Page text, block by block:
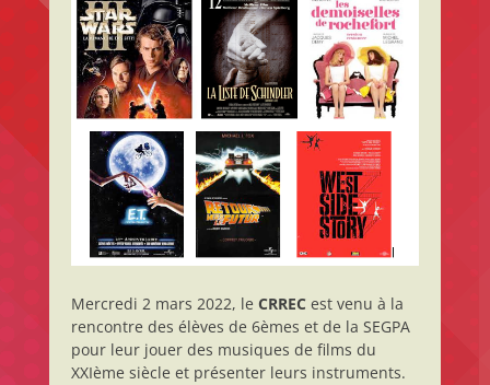
Mercredi 2 mars 2022, le CRREC est venu à la
rencontre des élèves de 6èmes et de la SEGPA
pour leur jouer des musiques de films du
XXIème siècle et présenter leurs instruments.